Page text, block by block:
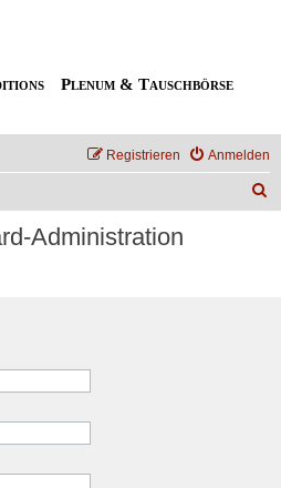
Plenum & Tauschbörse
Anmelden
Registrieren
Administration